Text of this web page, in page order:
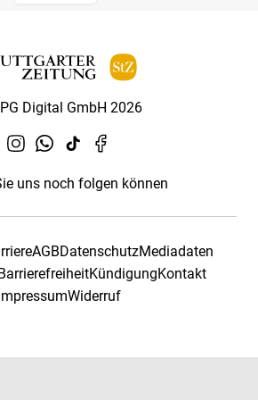
Digital GmbH 2026
uns noch folgen können
AGBDatenschutzMediadaten
KündigungKontakt
Widerruf